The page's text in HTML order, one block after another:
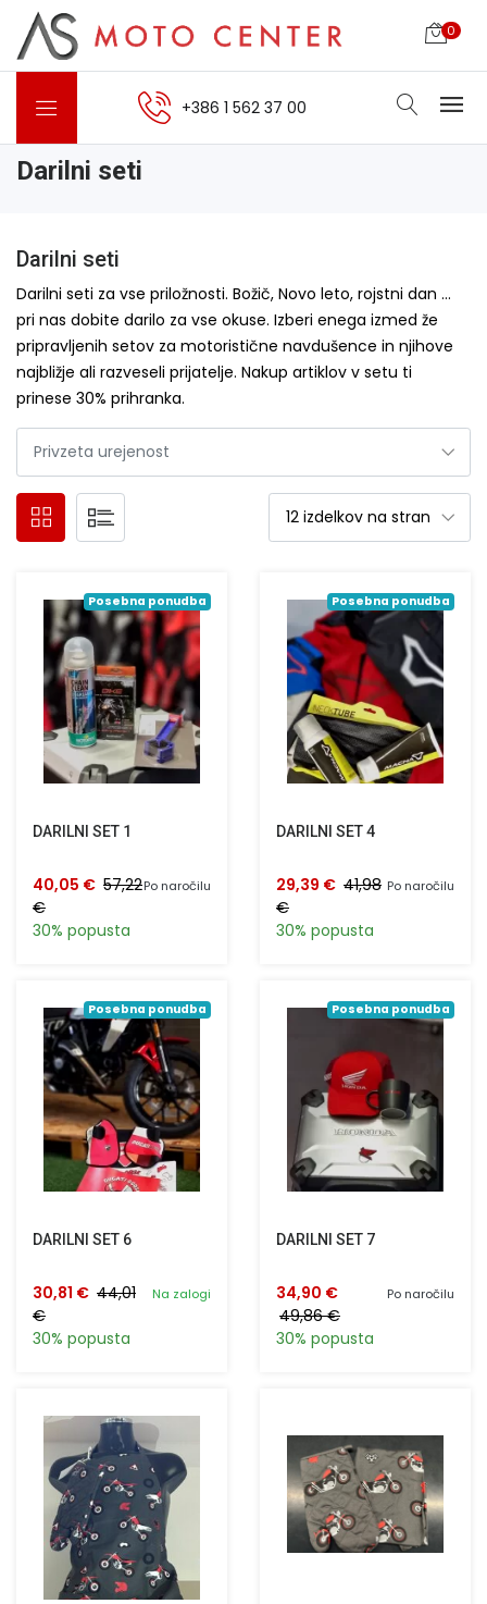
0
+386 1 562 37 00
Darilni seti
Darilni seti
Darilni seti za vse priložnosti. Božič, Novo leto, rojstni dan …
pri nas dobite darilo za vse okuse. Izberi enega izmed že
pripravljenih setov za motoristične navdušence in njihove
najbližje ali razveseli prijatelje. Nakup artiklov v setu ti
prinese 30% prihranka.
Posebna ponudba
DARILNI SET 1
Po naročilu
40,05 € 57,22
€
30% popusta
Posebna ponudba
DARILNI SET 4
Po naročilu
29,39 € 41,98
€
30% popusta
Posebna ponudba
DARILNI SET 6
Na zalogi
30,81 € 44,01
€
30% popusta
Posebna ponudba
DARILNI SET 7
Po naročilu
34,90 €
49,86 €
30% popusta